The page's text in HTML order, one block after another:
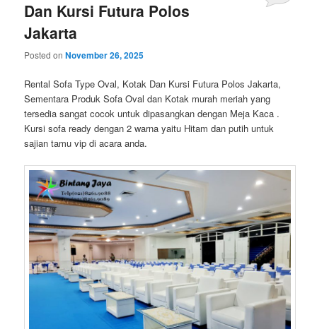
Dan Kursi Futura Polos
Jakarta
Posted onNovember 26, 2025
Rental Sofa Type Oval, Kotak Dan Kursi Futura Polos Jakarta,
Sementara Produk Sofa Oval dan Kotak murah meriah yang
tersedia sangat cocok untuk dipasangkan dengan Meja Kaca .
Kursi sofa ready dengan 2 warna yaitu Hitam dan putih untuk
sajian tamu vip di acara anda.